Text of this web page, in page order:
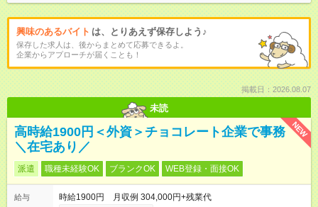
興味のあるバイト は、とりあえず保存しよう♪
保存した求人は、後からまとめて応募できるよ。
企業からアプローチが届くことも！
掲載日：2026.08.07
未読
NEW
高時給1900円＜外資＞チョコレート企業で事務
＼在宅あり／
派遣 職種未経験OK ブランクOK WEB登録・面接OK
給与
時給1900円 月収例 304,000円+残業代